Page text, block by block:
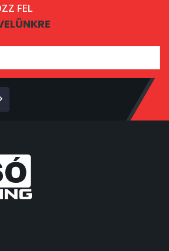
FEL